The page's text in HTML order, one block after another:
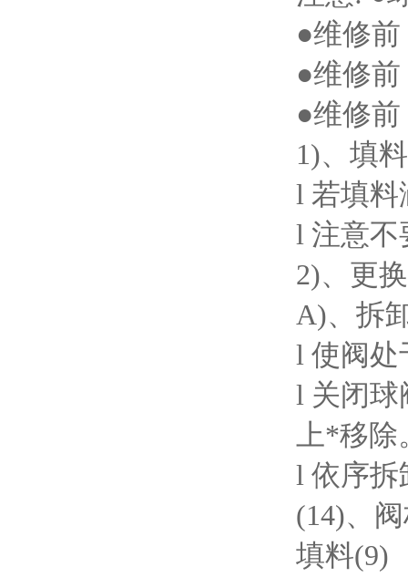
●维修
●维修
●维修
1)、填
l 若填料
l 注意不
2)、更
A)、拆
l 使阀处
l 关闭球
上*移除
l 依序拆
(14)、
填料(9)